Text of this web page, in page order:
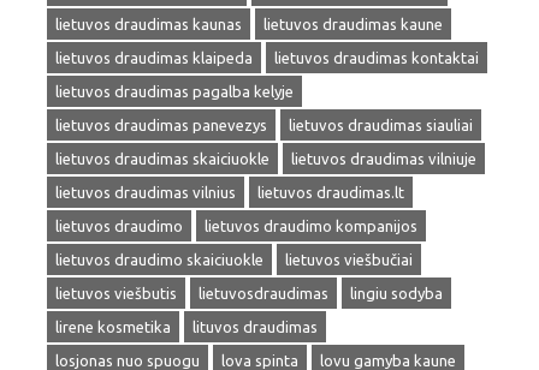
lietuvos draudimas kaunas
lietuvos draudimas kaune
lietuvos draudimas klaipeda
lietuvos draudimas kontaktai
lietuvos draudimas pagalba kelyje
lietuvos draudimas panevezys
lietuvos draudimas siauliai
lietuvos draudimas skaiciuokle
lietuvos draudimas vilniuje
lietuvos draudimas vilnius
lietuvos draudimas.lt
lietuvos draudimo
lietuvos draudimo kompanijos
lietuvos draudimo skaiciuokle
lietuvos viešbučiai
lietuvos viešbutis
lietuvosdraudimas
lingiu sodyba
lirene kosmetika
lituvos draudimas
losjonas nuo spuogu
lova spinta
lovu gamyba kaune